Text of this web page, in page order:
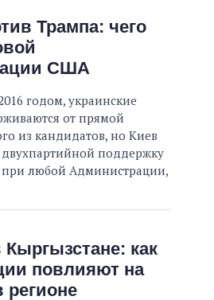
Трампа: чего
США
годом, украинские
от прямой
из кандидатов, но Киев
двухпартийной поддержку
любой Администрации,
как
повлияют на